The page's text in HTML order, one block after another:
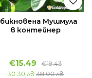
Мушмула
в контейнер
€15.49
€19.43
30.30 лв 38.00 лв